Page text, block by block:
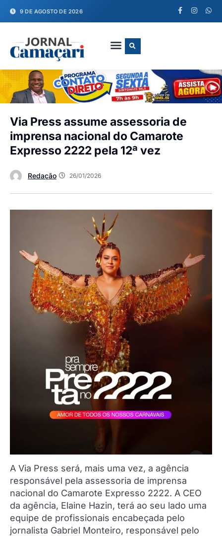
9 DE AGOSTO DE 2026
Via Press assume assessoria de
imprensa nacional do Camarote
Expresso 2222 pela 12ª vez
Redação 26/01/2026
A Via Press será, mais uma vez, a agência
responsável pela assessoria de imprensa
nacional do Camarote Expresso 2222. A CEO
da agência, Elaine Hazin, terá ao seu lado uma
equipe de profissionais encabeçada pelo
jornalista Gabriel Monteiro, responsável pelo